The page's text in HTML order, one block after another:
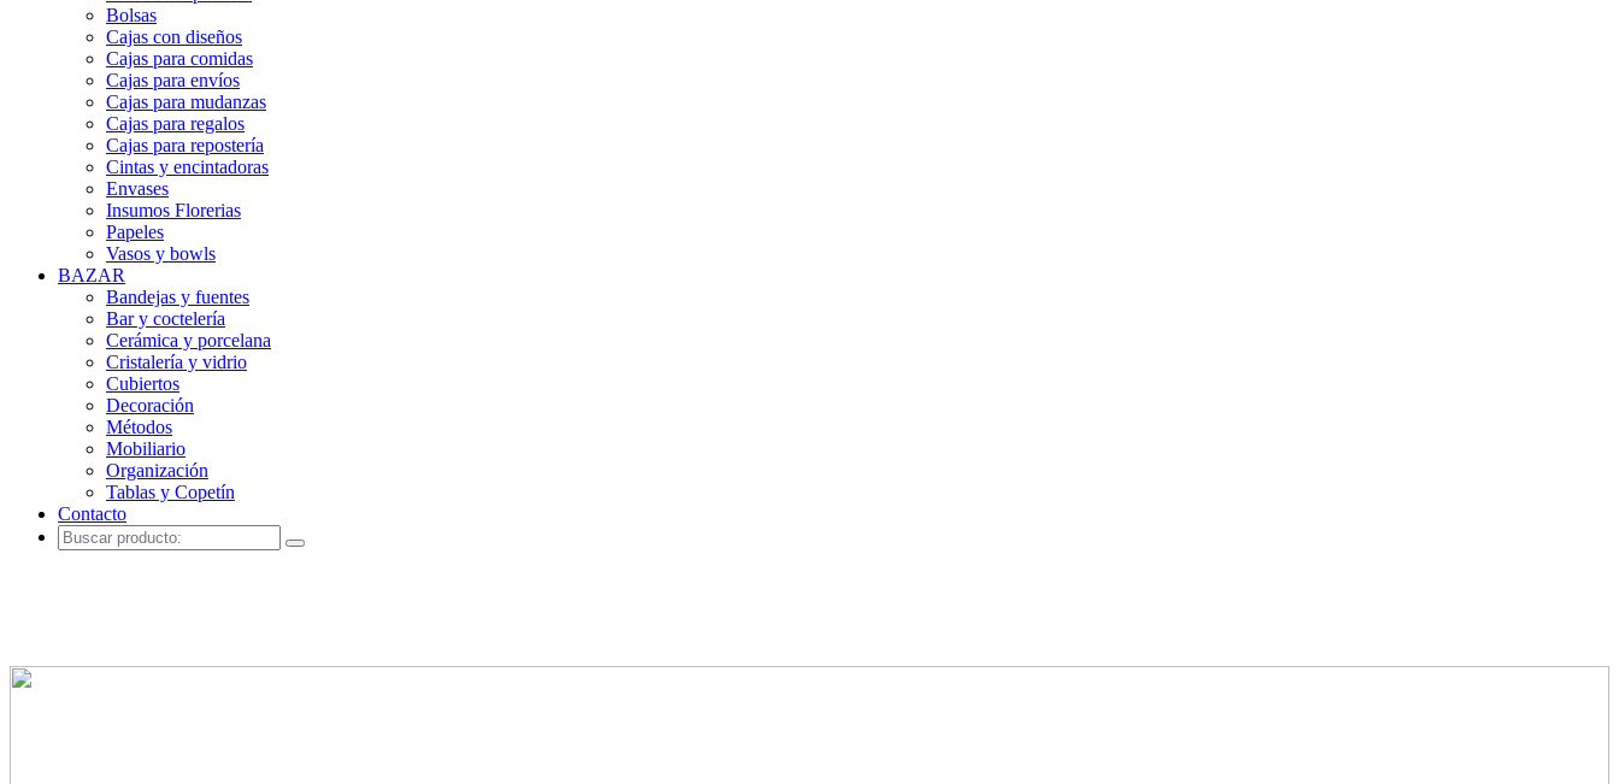
Bolsas
Cajas con diseños
Cajas para comidas
Cajas para envíos
Cajas para mudanzas
Cajas para regalos
Cajas para repostería
Cintas y encintadoras
Envases
Insumos Florerias
Papeles
Vasos y bowls
BAZAR
Bandejas y fuentes
Bar y coctelería
Cerámica y porcelana
Cristalería y vidrio
Cubiertos
Decoración
Métodos
Mobiliario
Organización
Tablas y Copetín
Contacto